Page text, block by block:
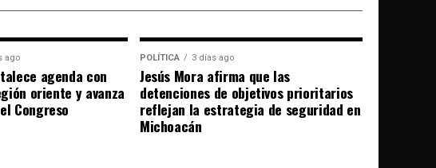
ago
agenda con
oriente y avanza
Congreso
POLÍTICA 3 días ago
Jesús Mora afirma que las
detenciones de objetivos prioritarios
reflejan la estrategia de seguridad en
Michoacán